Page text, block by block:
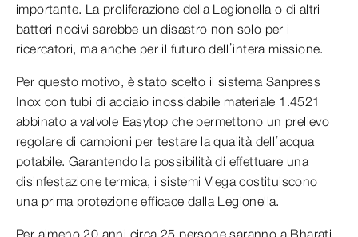
importante. La proliferazione della Legionella o di altri
batteri nocivi sarebbe un disastro non solo per i
ricercatori, ma anche per il futuro dell’intera missione.
Per questo motivo, è stato scelto il sistema Sanpress
Inox con tubi di acciaio inossidabile materiale 1.4521
abbinato a valvole Easytop che permettono un prelievo
regolare di campioni per testare la qualità dell’acqua
potabile. Garantendo la possibilità di effettuare una
disinfestazione termica, i sistemi Viega costituiscono
una prima protezione efficace dalla Legionella.